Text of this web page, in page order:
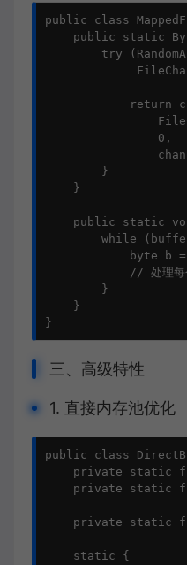
public class
public static
try
return
                0,
        }
    }
public static
while
byte b
// 处理每
        }
    }
}
三、高级特性
1. 直接内存池优化
public class
private static
private static
private static
    static {